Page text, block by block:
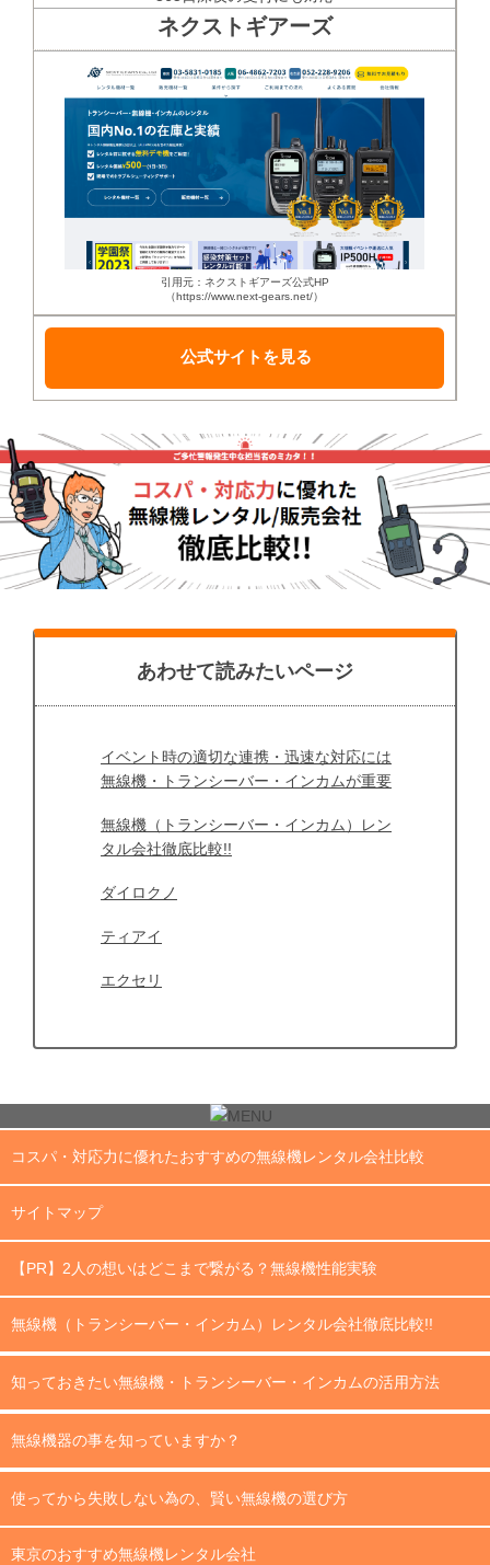
ネクストギアーズ
引用元：ネクストギアーズ公式HP
（https://www.next-gears.net/）
公式サイトを見る
あわせて読みたいページ
イベント時の適切な連携・迅速な対応には
無線機・トランシーバー・インカムが重要
無線機（トランシーバー・インカム）レン
タル会社徹底比較!!
ダイロクノ
ティアイ
エクセリ
コスパ・対応力に優れたおすすめの無線機レンタル会社比較
サイトマップ
【PR】2人の想いはどこまで繋がる？無線機性能実験
無線機（トランシーバー・インカム）レンタル会社徹底比較!!
知っておきたい無線機・トランシーバー・インカムの活用方法
無線機器の事を知っていますか？
使ってから失敗しない為の、賢い無線機の選び方
東京のおすすめ無線機レンタル会社